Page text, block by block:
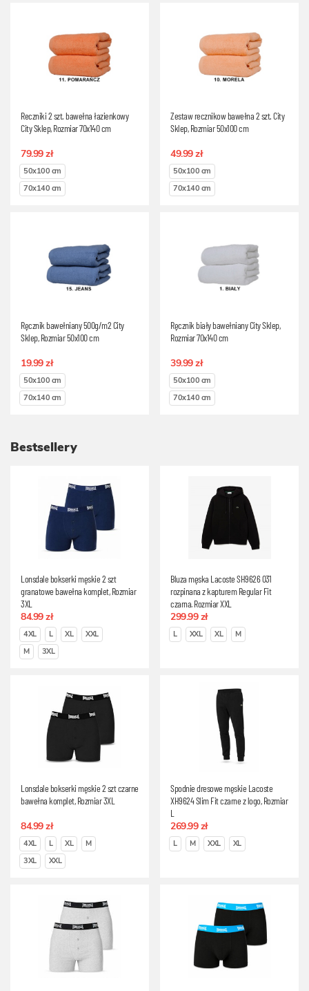
Reczniki 2 szt. bawełna łazienkowy
City Sklep, Rozmiar 70x140 cm
79.99 zł
50x100 cm
70x140 cm
Zestaw recznikow bawełna 2 szt. City
Sklep, Rozmiar 50x100 cm
49.99 zł
50x100 cm
70x140 cm
Ręcznik bawełniany 500g/m2 City
Sklep, Rozmiar 50x100 cm
19.99 zł
50x100 cm
70x140 cm
Ręcznik biały bawełniany City Sklep,
Rozmiar 70x140 cm
39.99 zł
50x100 cm
70x140 cm
Bestsellery
Lonsdale bokserki męskie 2 szt
granatowe bawełna komplet, Rozmiar
3XL
84.99 zł
4XL L XL
XXL
M
3XL
Bluza męska Lacoste SH9626 031
rozpinana z kapturem Regular Fit
czarna, Rozmiar XXL
299.99 zł
L XXL XL M
Lonsdale bokserki męskie 2 szt czarne
bawełna komplet, Rozmiar 3XL
84.99 zł
4XL L XL
M
3XL
XXL
Spodnie dresowe męskie Lacoste
XH9624 Slim Fit czarne z logo, Rozmiar
L
269.99 zł
L M XXL XL